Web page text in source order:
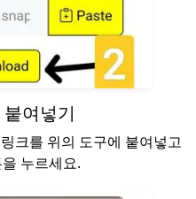
여넣기
크를 위의 도구에 붙여넣고
누르세요.